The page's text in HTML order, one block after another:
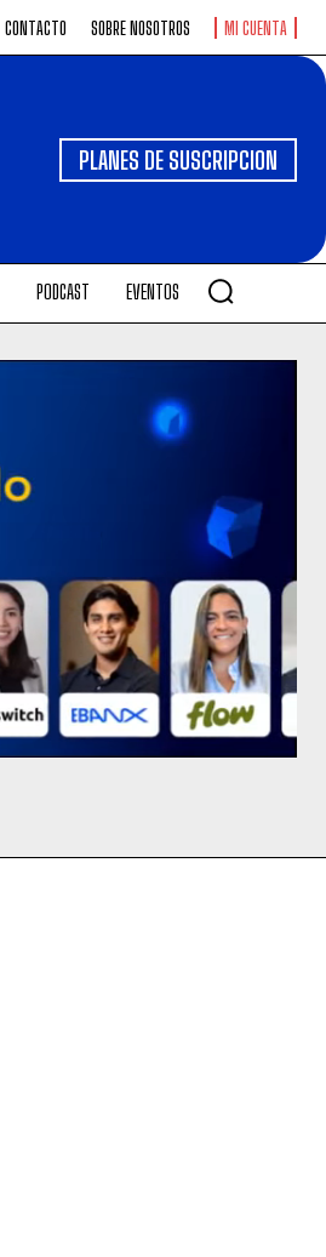
CONTACTO SOBRE NOSOTROS MI CUENTA
PLANES DE SUSCRIPCION
PODCAST EVENTOS